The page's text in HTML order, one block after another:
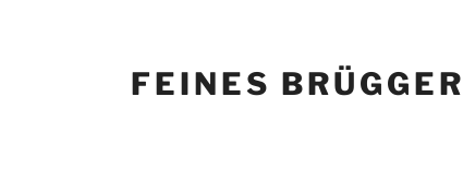
FEINES